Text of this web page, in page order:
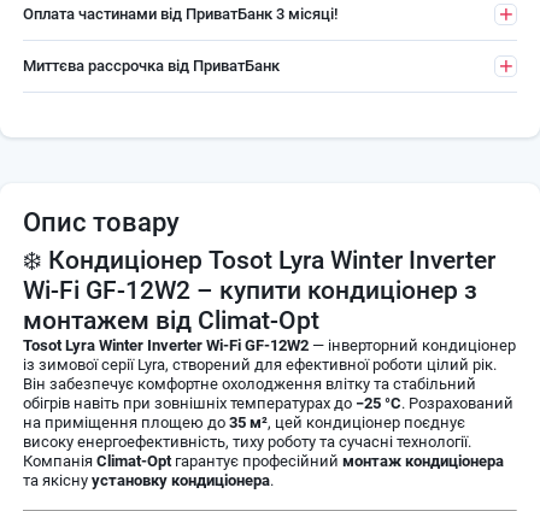
Оплата частинами від ПриватБанк 3 місяці!
Миттєва рассрочка від ПриватБанк
Опис товару
❄️ Кондиціонер Tosot Lyra Winter Inverter
Wi-Fi GF-12W2 – купити кондиціонер з
монтажем від Climat-Opt
Tosot Lyra Winter Inverter Wi-Fi GF-12W2— інверторний кондиціонер
із зимової серії Lyra, створений для ефективної роботи цілий рік.
Він забезпечує комфортне охолодження влітку та стабільний
обігрів навіть при зовнішніх температурах до −25 °C. Розрахований
на приміщення площею до 35 м², цей кондиціонер поєднує
високу енергоефективність, тиху роботу та сучасні технології.
Компанія Climat-Optгарантує професійний монтаж кондиціонера
та якісну установку кондиціонера.